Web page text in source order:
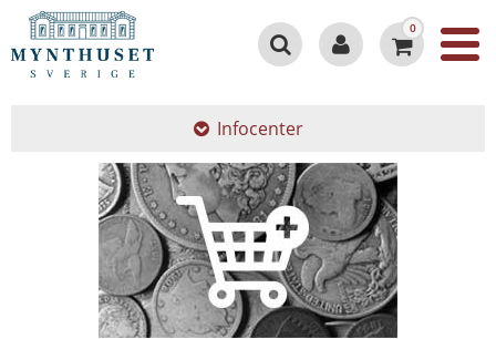
0
Infocenter